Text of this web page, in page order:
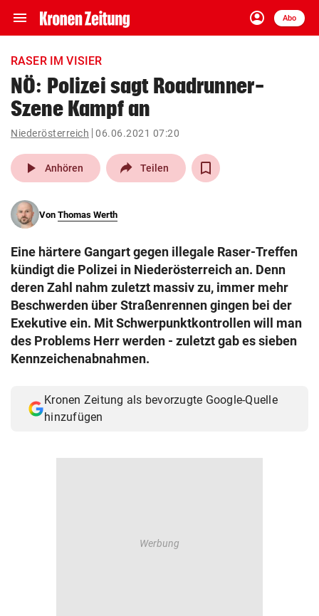
menu Navigation
ein-/ausklappen
account_circle
Anmelden
Abo
close Schließen
account_circle Anmelden
pin_drop
Wien arrow_right
search
eingeben
© Krone Multimedia GmbH & Co KG 2026
Muthgasse 2, 1190 Wien
RASER IM VISIER
NÖ: Polizei sagt Roadrunner-
Szene Kampf an
Niederösterreich 06.06.2021 07:20
play_arrow Anhören Teilen
Von Thomas Werth
Eine härtere Gangart gegen illegale Raser-Treffen
kündigt die Polizei in Niederösterreich an. Denn
deren Zahl nahm zuletzt massiv zu, immer mehr
Beschwerden über Straßenrennen gingen bei der
Exekutive ein. Mit Schwerpunktkontrollen will man
des Problems Herr werden - zuletzt gab es sieben
Kennzeichenabnahmen.
Kronen Zeitung als bevorzugte Google-Quelle
hinzufügen